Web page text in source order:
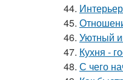
44.
45.
46. Уютный
47. Кухня -
48. С чего